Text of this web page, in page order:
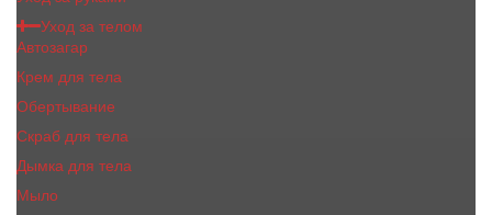
Уход за телом
Автозагар
Крем для тела
Обертывание
Скраб для тела
Дымка для тела
Мыло